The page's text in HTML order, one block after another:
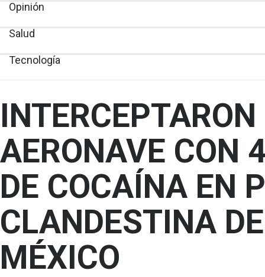
Opinión
Salud
Tecnología
INTERCEPTARON
AERONAVE CON
DE COCAÍNA EN
CLANDESTINA
MÉXICO